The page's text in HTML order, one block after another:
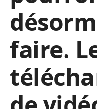
faire.